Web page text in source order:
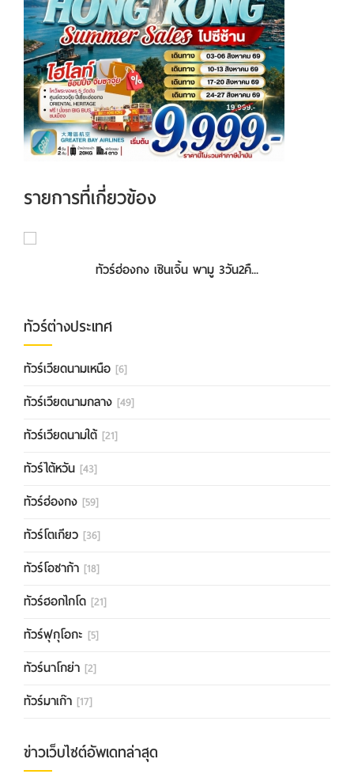
รายการที่เกี่ยวข้อง
ทัวร์ฮ่องกง เซินเจิ้น พามู 3วัน2คื...
ทัวร์ต่างประเทศ
ทัวร์เวียดนามเหนือ [6]
ทัวร์เวียดนามกลาง [49]
ทัวร์เวียดนามใต้ [21]
ทัวร์ไต้หวัน [43]
ทัวร์ฮ่องกง [59]
ทัวร์โตเกียว [36]
ทัวร์โอซาก้า [18]
ทัวร์ฮอกไกโด [21]
ทัวร์ฟุกุโอกะ [5]
ทัวร์นาโกย่า [2]
ทัวร์มาเก๊า [17]
ข่าวเว็บไซต์อัพเดทล่าสุด